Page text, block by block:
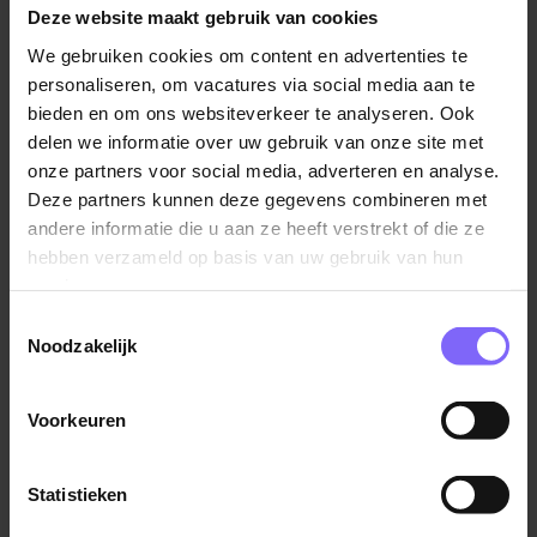
Deze website maakt gebruik van cookies
We gebruiken cookies om content en advertenties te
personaliseren, om vacatures via social media aan te
bieden en om ons websiteverkeer te analyseren. Ook
delen we informatie over uw gebruik van onze site met
onze partners voor social media, adverteren en analyse.
Deze partners kunnen deze gegevens combineren met
andere informatie die u aan ze heeft verstrekt of die ze
hebben verzameld op basis van uw gebruik van hun
Noodzakelijk
Voorkeuren
Statistieken
Functie-eisen
Je hebt een diploma in de zorg op MBO niveau 4;
Kunt prioriteiten stellen als geen ander in dit
dynamische werk, je schakelt makkelijk tussen de
verschillende werkzaamheden en bent
stressbestendig;
communicatieve vaardigheden en een groot
inlevingsvermogen. Je bent een assistent
gaat geen uitdaging uit de weg, je durft op een
collega’s te zijn;
Bent oplettend, signaleert veranderingen en
de Parelhof
Heerlen
Persoonlijk begeleider
Gehandicaptenzorg
Pergamijn